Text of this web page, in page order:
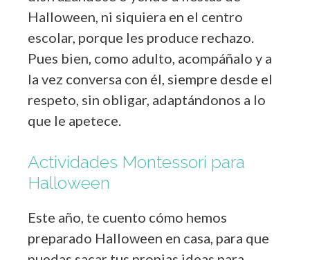
Halloween, ni siquiera en el centro
escolar, porque les produce rechazo.
Pues bien, como adulto, acompáñalo y a
la vez conversa con él, siempre desde el
respeto, sin obligar, adaptándonos a lo
que le apetece.
Actividades Montessori para
Halloween
Este año, te cuento cómo hemos
preparado Halloween en casa, para que